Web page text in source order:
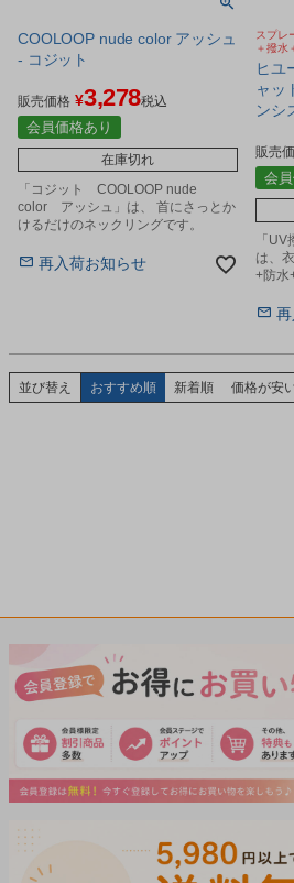
COOLOOP nude color アッシュ
- コジット
販売価格 ¥3,278税込
会員価格あり
在庫切れ
「コジット COOLOOP nude
color アッシュ」は、 首にさっとか
けるだけのネックリングです。
再入荷お知らせ
スプレ
＋撥水
ヒユ
ャッ
ンシ
販売
会
「
は、
+防水
並び替え おすすめ順 新着順 価格が安